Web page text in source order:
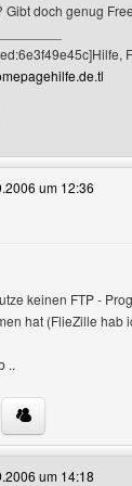
Gibt doch genug
dieses
um 12:36
keinen FTP -
hat (FlieZille hab
..
dieses
um 14:18